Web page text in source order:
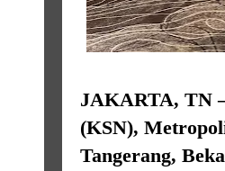
JAKARTA, TN
(KSN),
Tangerang,